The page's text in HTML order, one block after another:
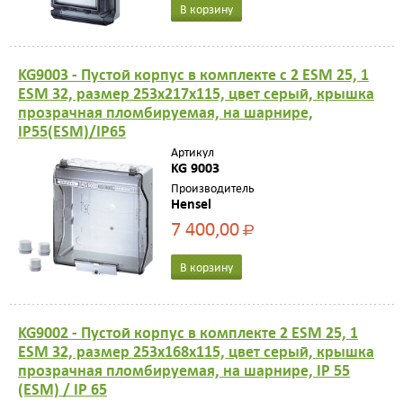
В корзину
KG9003 - Пустой корпус в комплекте с 2 ESM 25, 1
ESM 32, размер 253х217х115, цвет серый, крышка
прозрачная пломбируемая, на шарнире,
IP55(ESM)/IP65
Артикул
KG 9003
Производитель
Hensel
7 400,00Р
В корзину
KG9002 - Пустой корпус в комплекте 2 ESM 25, 1
ESM 32, размер 253х168х115, цвет серый, крышка
прозрачная пломбируемая, на шарнире, IP 55
(ESM) / IP 65